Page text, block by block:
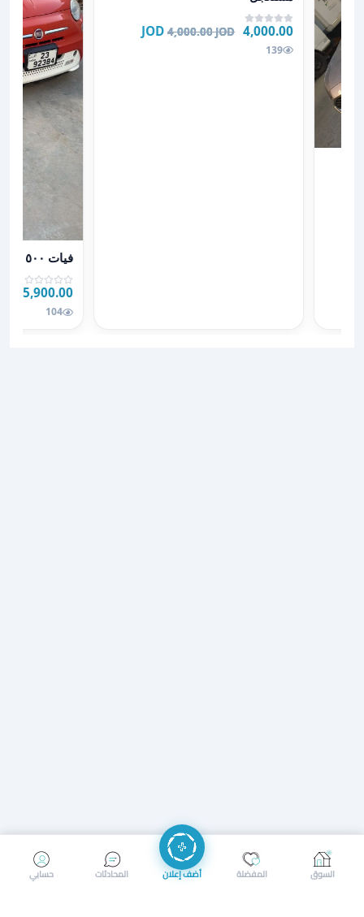
4,000.00 JOD
4,000.00 JOD
139
عرض تفاصيل
فيات ٥٠٠
5,900.00 JOD
104
إرسال رسالة إجراء مكالمة
حسابي المحادثات أضف إعلان المفضلة السوق